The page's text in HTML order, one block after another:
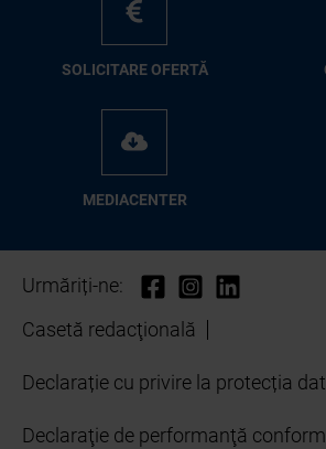
SO­LI­CI­TA­RE OFER­TĂ
ME­D­IA­CEN­TER
Urmăriți-ne:
Casetă redacţională
Declarație cu privire la protecția
Declaraţie de performanţă